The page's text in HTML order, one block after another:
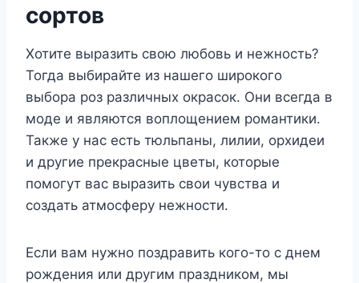
сортов
Хотите выразить свою любовь и нежность?
Тогда выбирайте из нашего широкого
выбора роз различных окрасок. Они всегда в
моде и являются воплощением романтики.
Также у нас есть тюльпаны, лилии, орхидеи
и другие прекрасные цветы, которые
помогут вас выразить свои чувства и
создать атмосферу нежности.
Если вам нужно поздравить кого-то с днем
рождения или другим праздником, мы